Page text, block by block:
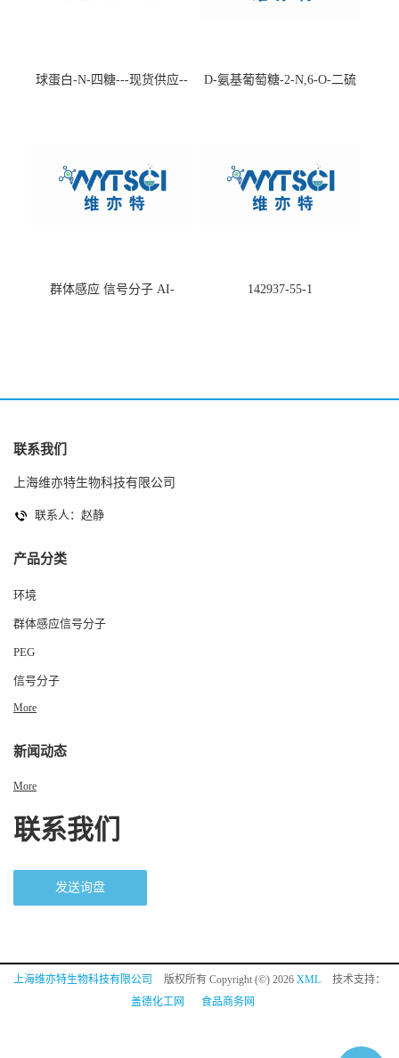
球蛋白-N-四糖---现货供应--
D-氨基葡萄糖-2-N,6-O-二硫
群体感应 信号分子 AI-
142937-55-1
联系我们
上海维亦特生物科技有限公司
联系人：赵静
产品分类
环境
群体感应信号分子
PEG
信号分子
More
新闻动态
More
联系我们
发送询盘
上海维亦特生物科技有限公司 版权所有 Copyright (©) 2026 XML
技术支持：
盖德化工网
食品商务网